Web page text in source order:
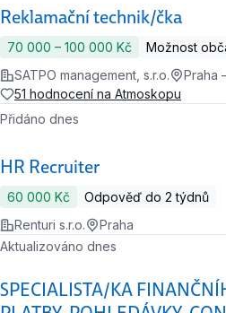
Reklamační technik/čka
70 000 ‍–‍ 100 000 Kč
Možnost
SATPO management, s.r.o.
Praha
51 hodnocení na Atmoskopu
HR Recruiter
Přidáno dnes
60 000 Kč
Odpověď do 2 týdnů
Renturi s.r.o.
Praha
SPECIALISTA/KA
Aktualizováno dnes